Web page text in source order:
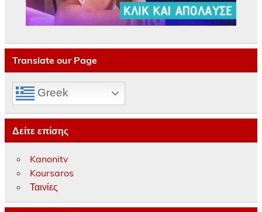
Translate our Page
Greek
Δείτε επίσης
Kanonitv
Koursaros
Ταινίες